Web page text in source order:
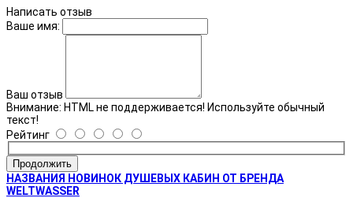
Написать отзыв
Ваше имя:
Ваш отзыв
Внимание: HTML не поддерживается! Используйте обычный
текст!
Рейтинг
Продолжить
НАЗВАНИЯ НОВИНОК ДУШЕВЫХ КАБИН ОТ БРЕНДА
WELTWASSER